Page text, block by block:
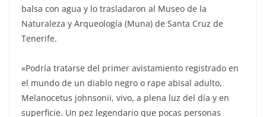
balsa con agua y lo trasladaron al Museo de la
Naturaleza y Arqueología (Muna) de Santa Cruz de
Tenerife.
«Podría tratarse del primer avistamiento registrado en
el mundo de un diablo negro o rape abisal adulto,
Melanocetus johnsonii, vivo, a plena luz del día y en
superficie. Un pez legendario que pocas personas